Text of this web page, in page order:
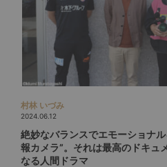
村林 いづみ
2024.06.12
絶妙なバランスでエモーショナ
報カメラ”。それは最高のドキュ
なる人間ドラマ